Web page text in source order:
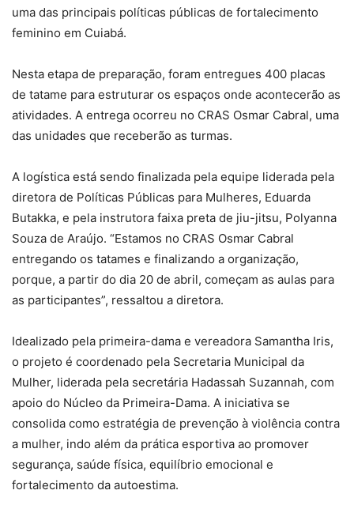
uma das principais políticas públicas de fortalecimento
feminino em Cuiabá.
Nesta etapa de preparação, foram entregues 400 placas
de tatame para estruturar os espaços onde acontecerão as
atividades. A entrega ocorreu no CRAS Osmar Cabral, uma
das unidades que receberão as turmas.
A logística está sendo finalizada pela equipe liderada pela
diretora de Políticas Públicas para Mulheres, Eduarda
Butakka, e pela instrutora faixa preta de jiu-jitsu, Polyanna
Souza de Araújo. “Estamos no CRAS Osmar Cabral
entregando os tatames e finalizando a organização,
porque, a partir do dia 20 de abril, começam as aulas para
as participantes”, ressaltou a diretora.
Idealizado pela primeira-dama e vereadora Samantha Iris,
o projeto é coordenado pela Secretaria Municipal da
Mulher, liderada pela secretária Hadassah Suzannah, com
apoio do Núcleo da Primeira-Dama. A iniciativa se
consolida como estratégia de prevenção à violência contra
a mulher, indo além da prática esportiva ao promover
segurança, saúde física, equilíbrio emocional e
fortalecimento da autoestima.